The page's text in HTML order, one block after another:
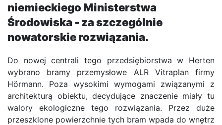
niemieckiego Ministerstwa
Środowiska - za szczególnie
nowatorskie rozwiązania.
Do nowej centrali tego przedsiębiorstwa w Herten
wybrano bramy przemysłowe ALR Vitraplan firmy
Hörmann. Poza wysokimi wymogami związanymi z
architekturą obiektu, decydujące znaczenie miały tu
walory ekologiczne tego rozwiązania. Przez duże
przeszklone powierzchnie tych bram wpada do wnętrz